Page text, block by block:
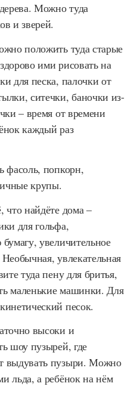
Можно туда
и зверей.
положить туда старые
ими рисовать на
для песка, палочки от
ситечки, баночки из-
– время от времени
каждый раз
фасоль, попкорн,
крупы.
найдёте дома –
для гольфа,
увеличительное
увлекательная
туда пену для бритья,
маленькие машинки. Для
песок.
высоки и
шоу пузырей, где
выдувать пузыри. Можно
льда, а ребёнок на нём